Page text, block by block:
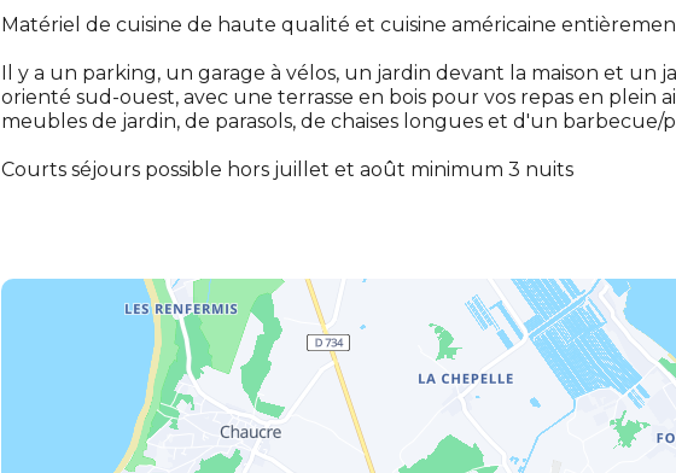
Matériel de cuisine de haute qualité et cuisine américaine
Il y a un parking, un garage à vélos, un jardin devant la maison et un
orienté sud-ouest, avec une terrasse en bois pour vos repas en plein
meubles de jardin, de parasols, de chaises longues et d'un barbecue/
Courts séjours possible hors juillet et août minimum 3 nuits